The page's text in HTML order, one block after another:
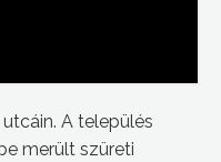
A település
merült szüreti